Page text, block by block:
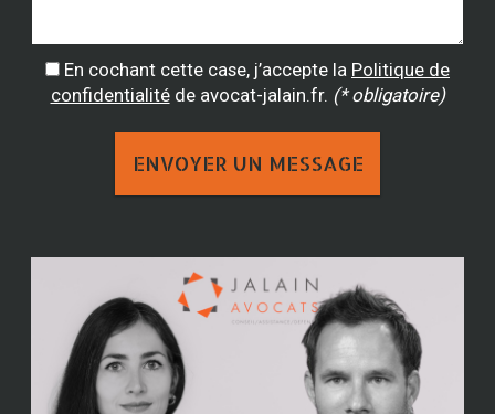
En cochant cette case, j’accepte la Politique de
confidentialitéde avocat-jalain.fr. (* obligatoire)